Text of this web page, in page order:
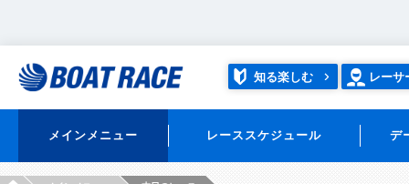
知る楽しむ レーサ
メインメニュー レーススケジュール デ